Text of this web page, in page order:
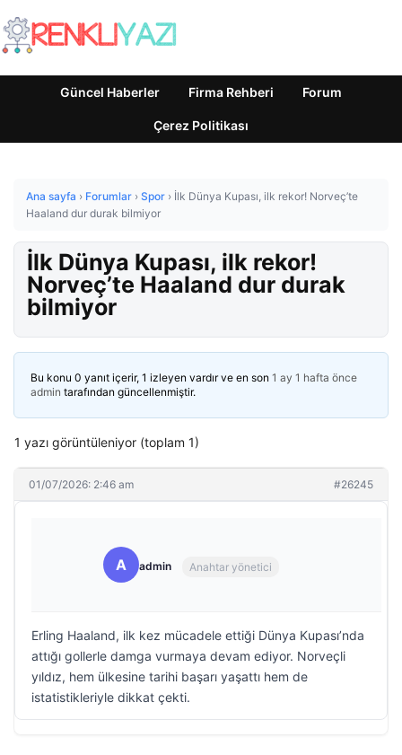
Güncel Haberler Firma Rehberi Forum
Çerez Politikası
Ana sayfa › Forumlar › Spor › İlk Dünya Kupası, ilk rekor! Norveç’te
Haaland dur durak bilmiyor
İlk Dünya Kupası, ilk rekor!
Norveç’te Haaland dur durak
bilmiyor
Bu konu 0 yanıt içerir, 1 izleyen vardır ve en son 1 ay 1 hafta önce
admin tarafından güncellenmiştir.
1 yazı görüntüleniyor (toplam 1)
01/07/2026: 2:46 am #26245
A admin Anahtar yönetici
Erling Haaland, ilk kez mücadele ettiği Dünya Kupası’nda
attığı gollerle damga vurmaya devam ediyor. Norveçli
yıldız, hem ülkesine tarihi başarı yaşattı hem de
istatistikleriyle dikkat çekti.